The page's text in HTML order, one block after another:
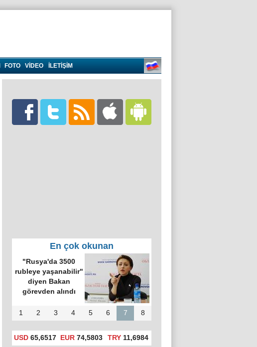
FOTO VIDEO İLETİŞİM
En çok okunan
"Rusya'da 3500
rubleye yaşanabilir"
diyen Bakan
görevden alındı
1 2 3 4 5 6 7 8
USD 65,6517 EUR 74,5803 TRY 11,6984